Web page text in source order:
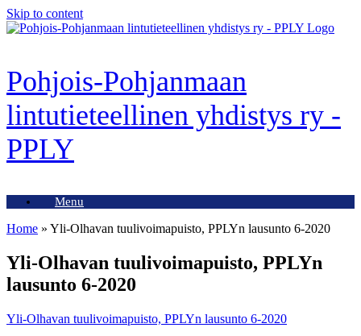
Skip to content
Pohjois-Pohjanmaan
lintutieteellinen yhdistys ry -
PPLY
Menu
Home » Yli-Olhavan tuulivoimapuisto, PPLYn lausunto 6-2020
Yli-Olhavan tuulivoimapuisto, PPLYn
lausunto 6-2020
Yli-Olhavan tuulivoimapuisto, PPLYn lausunto 6-2020